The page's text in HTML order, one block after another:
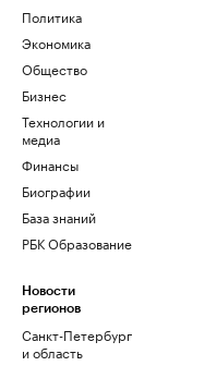
Политика
Экономика
Общество
Бизнес
Технологии и
медиа
Финансы
Биографии
База знаний
РБК Образование
Новости
регионов
Санкт-Петербург
и область